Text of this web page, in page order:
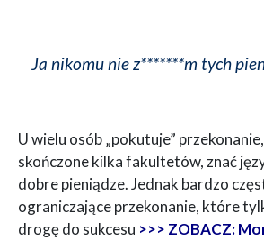
Ja nikomu nie z*******m tych
U wielu osób „pokutuje”
skończone kilka fakultetów, znać
dobre pieniądze. Jednak bardzo
ograniczające przekonanie, które
drogę do sukcesu >>> ZOBACZ: